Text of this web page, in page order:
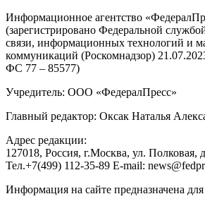
Информационное агентство
(зарегистрировано Федеральной
связи, информационных технологий и
коммуникаций (Роскомнадзор)
ФС 77 – 85577)
Учредитель: ООО «ФедералПресс»
Главный редактор: Оксак Наталья
Адрес редакции:
127018, Россия, г.Москва, ул. Полковая,
Тел.+7(499) 112-35-89 E-mail:
Информация на сайте предназначена